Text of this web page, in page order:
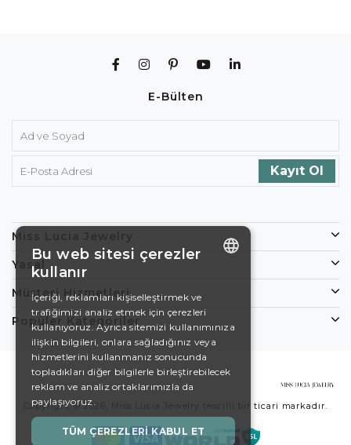
E-Bülten
Miss Lucia Jewelry
Yasal
Müşteri Hizmetleri
Popüler Kategoriler
Copyright © 2026, Miss Lucia Jewelry tescilli bir ticari markadır.
DE
EN
SWEDISH
TURKISH
Bu web sitesi çerezler
kullanır
İçeriği, reklamları kişiselleştirmek ve
trafiğimizi analiz etmek için çerezleri
kullanıyoruz. Ayrıca sitemizi kullanımınıza
ilişkin bilgileri, onlara sağladığınız veya
hizmetlerini kullanmanız sonucunda
topladıkları diğer bilgilerle birleştirebilecek
reklam ve analiz ortaklarımızla da
paylaşıyoruz.
TÜM ÇEREZLERI KABUL ET